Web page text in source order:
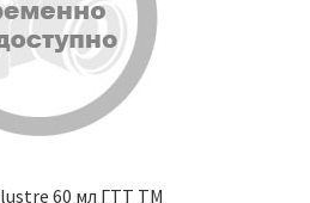
60 мл ГТТ ТМ